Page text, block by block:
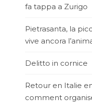
fa tappa a Zurigo
Pietrasanta, la
vive ancora
Delitto in cornice
Retour en Italie
comment